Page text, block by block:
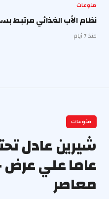
منوعات
نظام الأب الغذائي مرتبط
منذ 7 أيام
منوعات
عاما علي عرض
معاصر